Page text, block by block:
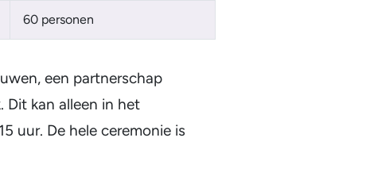
60 personen
een partnerschap
Dit kan alleen in het
uur. De hele ceremonie is